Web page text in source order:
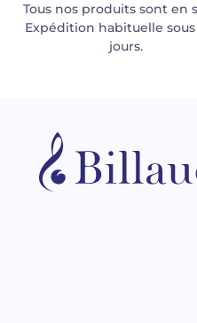
Tous nos produits sont en
Expédition habituelle sous
jours.